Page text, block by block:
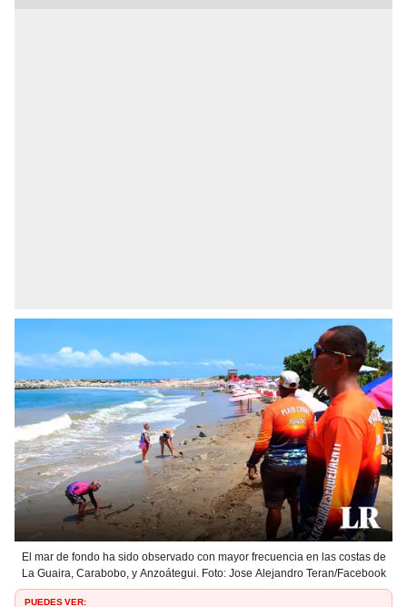
El mar de fondo ha sido observado con mayor frecuencia en las costas de
La Guaira, Carabobo, y Anzoátegui. Foto: Jose Alejandro Teran/Facebook
PUEDES VER: